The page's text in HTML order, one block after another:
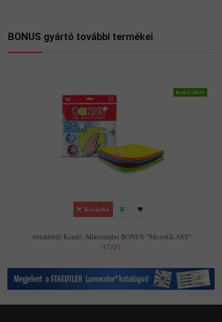
BONUS gyártó további termékei
RAKTÁRON
Kosárba
Ablaktörlő Kendő, Mikroszálas BONUS "MicroGLASS"
471Ft